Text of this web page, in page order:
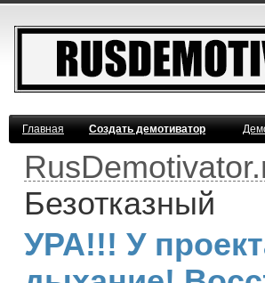
Главная Создать демотиватор
Безотказный
УРА!!! У